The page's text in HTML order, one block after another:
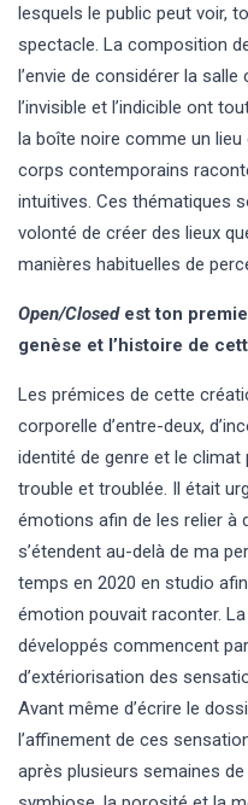
lesquels le public peut voir,
spectacle. La composition
l’envie de considérer la
l’invisible et l’indicible ont
la boîte noire comme un
corps contemporains
intuitives. Ces thématiques
volonté de créer des lieux
manières habituelles de
Open/Closedest ton
genèse et l’histoire de
Les prémices de cette
corporelle d’entre-deux,
identité de genre et le
trouble et troublée. Il était
émotions afin de les relier à
s’étendent au-delà de ma
temps en 2020 en studio
émotion pouvait raconter.
développés commencent
d’extériorisation des
Avant même d’écrire le
l’affinement de ces
après plusieurs semaines